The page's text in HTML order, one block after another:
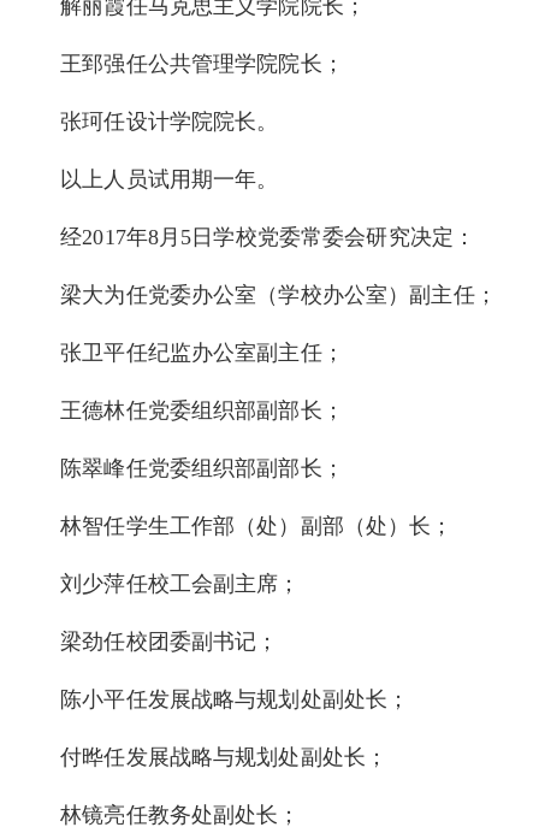
解丽霞任马克思主义学院院长；
王郅强任公共管理学院院长；
张珂任设计学院院长。
以上人员试用期一年。
经2017年8月5日学校党委常委会研究决定：
梁大为任党委办公室（学校办公室）副主任；
张卫平任纪监办公室副主任；
王德林任党委组织部副部长；
陈翠峰任党委组织部副部长；
林智任学生工作部（处）副部（处）长；
刘少萍任校工会副主席；
梁劲任校团委副书记；
陈小平任发展战略与规划处副处长；
付晔任发展战略与规划处副处长；
林镜亮任教务处副处长；